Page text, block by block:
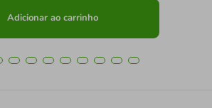
Adicionar ao carrinho